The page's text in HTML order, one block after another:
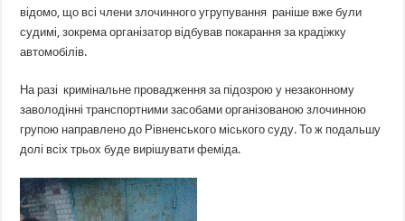
відомо, що всі члени злочинного угрупування раніше вже були
судимі, зокрема організатор відбував покарання за крадіжку
автомобілів.
На разі кримінальне провадження за підозрою у незаконному
заволодінні транспортними засобами організованою злочинною
групою направлено до Рівненського міського суду. То ж подальшу
долі всіх трьох буде вирішувати феміда.